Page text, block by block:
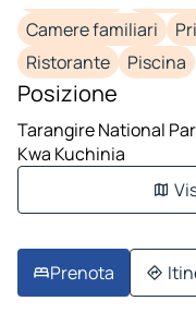
Camere familiari
Ristorante
Piscina
Posizione
Tarangire National
Kwa Kuchinia
Prenota